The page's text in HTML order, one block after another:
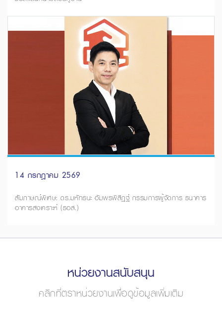
14 กรกฎาคม 2569
สัมภาษณ์พิเศษ: ดร.มหัทธนะ อัมพรพิสิฏฐ์ กรรมการผู้จัดการ ธนาคาร
อาคารสงเคราะห์ (ธอส.)
หน่วยงานสนับสนุน
คลิกที่ตราหน่วยงานเพื่อดูข้อมูลเพิ่มเติม